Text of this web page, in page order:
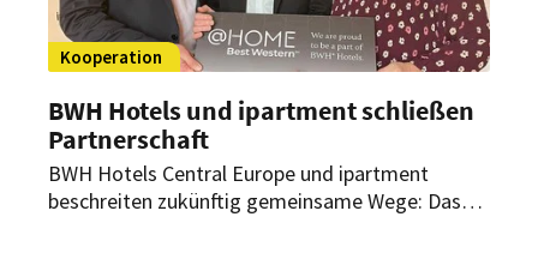
Kooperation
BWH Hotels und ipartment schließen
Partnerschaft
BWH Hotels Central Europe und ipartment
beschreiten zukünftig gemeinsame Wege: Das